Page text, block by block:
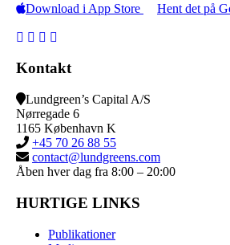
Download i App Store Hent det på
Kontakt
Lundgreen’s Capital A/S
Nørregade 6
1165 København K
+45 70 26 88 55
contact@lundgreens.com
Åben hver dag fra 8:00 – 20:00
HURTIGE LINKS
Publikationer